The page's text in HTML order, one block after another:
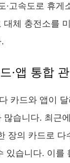
·고속도로 휴게
대체 충전소를
·앱 통합
카드와 앱이
습니다. 최근
장의 카드로
있습니다. 이를